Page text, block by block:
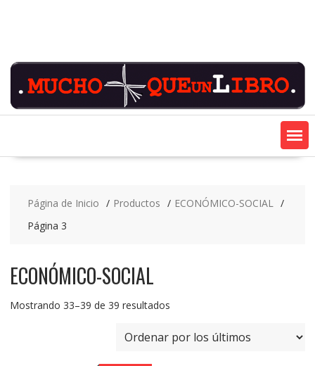
Página de Inicio Productos
ECONÓMICO-SOCIAL
Página 3
ECONÓMICO-SOCIAL
Mostrando 33–39 de 39 resultadosOrdenado
los